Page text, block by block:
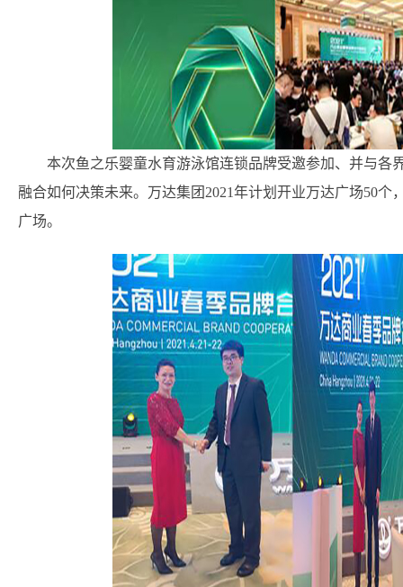
本次鱼之乐婴童水育游泳馆连锁品牌受邀参加、并与各
融合如何决策未来。万达集团2021年计划开业万达广场50个
广场。